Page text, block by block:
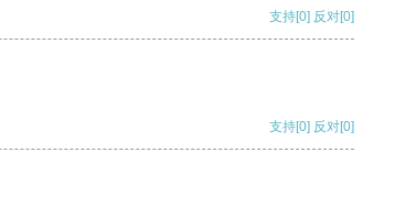
支持[0] 反对[0]
支持[0] 反对[0]